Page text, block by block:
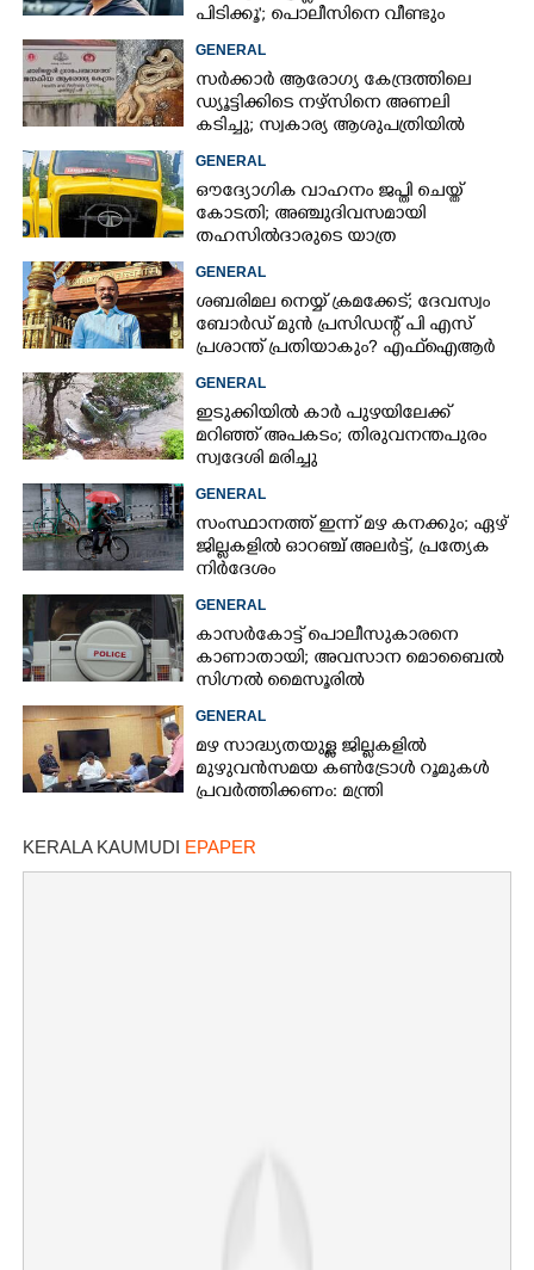
പിടിക്കൂ'; പൊലീസിനെ വീണ്ടും
GENERAL
സർക്കാർ ആരോഗ്യ കേന്ദ്രത്തിലെ
ഡ്യൂട്ടിക്കിടെ നഴ്സിനെ അണലി
കടിച്ചു; സ്വകാര്യ ആശുപത്രിയിൽ
GENERAL
ഔദ്യോഗിക വാഹനം ജപ്തി ചെയ്ത്
കോടതി; അഞ്ചുദിവസമായി
തഹസിൽദാരുടെ യാത്ര
GENERAL
ശബരിമല നെയ്യ് ക്രമക്കേട്; ദേവസ്വം
ബോർഡ് മുൻ പ്രസിഡന്റ് പി എസ്
പ്രശാന്ത് പ്രതിയാകും? എഫ്ഐആർ
GENERAL
ഇടുക്കിയിൽ കാർ പുഴയിലേക്ക്
മറിഞ്ഞ് അപകടം; തിരുവനന്തപുരം
സ്വദേശി മരിച്ചു
GENERAL
സംസ്ഥാനത്ത് ഇന്ന് മഴ കനക്കും; ഏഴ്
ജില്ലകളിൽ ഓറഞ്ച് അലർട്ട്, പ്രത്യേക
നിർദേശം
GENERAL
കാസർകോട്ട് പൊലീസുകാരനെ
കാണാതായി; അവസാന മൊബൈൽ
സിഗ്നൽ മൈസൂരിൽ
GENERAL
മഴ സാദ്ധ്യതയുള്ള ജില്ലകളിൽ
മുഴുവൻസമയ കൺട്രോൾ റൂമുകൾ
പ്രവർത്തിക്കണം: മന്ത്രി
KERALA KAUMUDI EPAPER